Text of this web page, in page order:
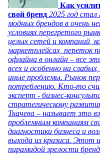
Как
свой бренд 2025 год стал
модных брендов в очень
условиях перегретого
целых сетей и компаний,
маркетплейсах, переток
офлайна в онлайн – все
всех и особенно на
иные проблемы. Рынок
потреблению. Кто-то
эксперт - бизнес-
стратегическому
Ткачева – называет это
проблемным компаниям
диагностики бизнеса и
выхода из кризиса. Этот
пирамидой зрелости